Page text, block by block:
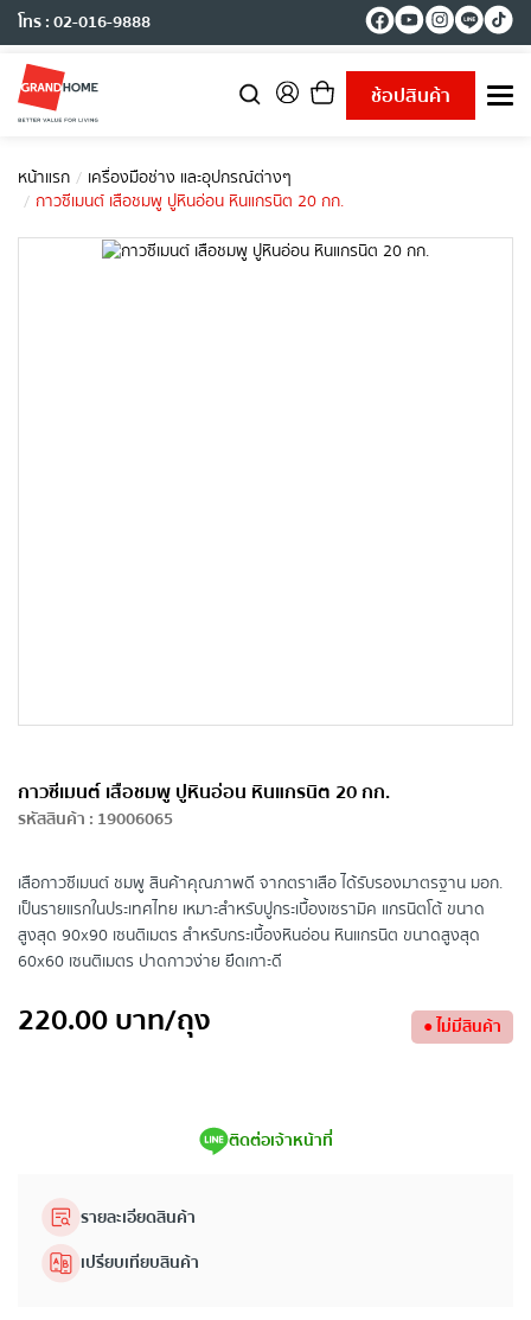
โทร : 02-016-9888
ช้อปสินค้า
T
n
หน้าแรก
เครื่องมือช่าง และอุปกรณ์ต่างๆ
กาวซีเมนต์ เสือชมพู ปูหินอ่อน หินแกรนิต 20 กก.
กาวซีเมนต์ เสือชมพู ปูหินอ่อน หินแกรนิต 20 กก.
รหัสสินค้า : 19006065
เสือกาวซีเมนต์ ชมพู สินค้าคุณภาพดี จากตราเสือ ได้รับรองมาตรฐาน มอก.
เป็นรายแรกในประเทศไทย เหมาะสำหรับปูกระเบื้องเซรามิค แกรนิตโต้ ขนาด
สูงสุด 90x90 เซนติเมตร สำหรับกระเบื้องหินอ่อน หินแกรนิต ขนาดสูงสุด
60x60 เซนติเมตร ปาดกาวง่าย ยึดเกาะดี
220.00บาท/ถุง ●ไม่มีสินค้า
ติดต่อเจ้าหน้าที่
รายละเอียดสินค้า
เปรียบเทียบสินค้า